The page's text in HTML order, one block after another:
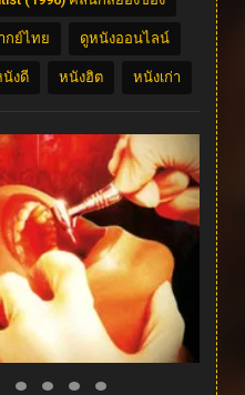
กย์ไทย ดูหนังออนไลน์
งดี หนังฮิต หนังเก่า